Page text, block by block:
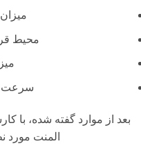
محیط
سرعت
بعد از موارد گفته شده، با
المنت مورد